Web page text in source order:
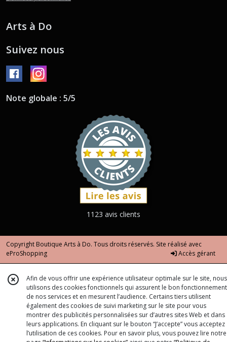
Arts à Do
Suivez nous
Note globale : 5/5
1123 avis clients
Copyright Boutique Arts à Do. Tous droits réservés. Site réalisé avec
eProShopping
Accès gérant
Afin de vous offrir une expérience utilisateur optimale sur le site, nous
utilisons des cookies fonctionnels qui assurent le bon fonctionnement
de nos services et en mesurent l’audience. Certains tiers utilisent
également des cookies de suivi marketing sur le site pour vous
montrer des publicités personnalisées sur d’autres sites Web et dans
leurs applications. En cliquant sur le bouton “J’accepte” vous acceptez
l’utilisation de ces cookies. Pour en savoir plus, vous pouvez lire notre